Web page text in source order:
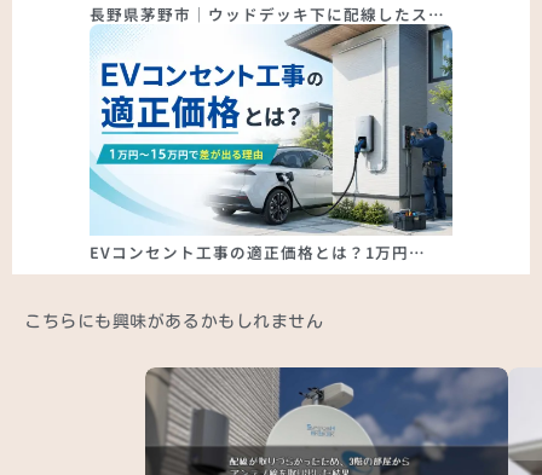
長野県茅野市｜ウッドデッキ下に配線したス…
EVコンセント工事の適正価格とは？1万円…
こちらにも興味があるかもしれません